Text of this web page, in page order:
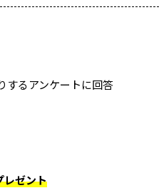
するアンケートに回答
ゼント